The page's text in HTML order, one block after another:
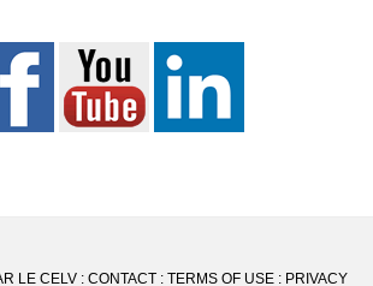
LE CELV : CONTACT : TERMS OF USE : PRIVACY